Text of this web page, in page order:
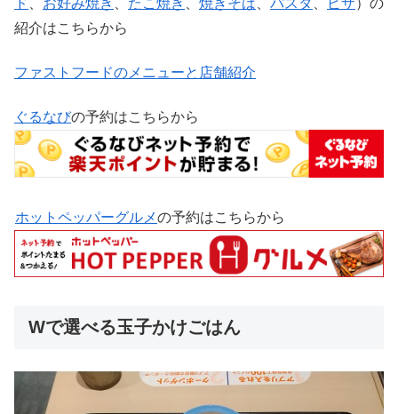
紹介はこちらから
ファストフードのメニューと店舗紹介
ぐるなびの予約はこちらから
ホットペッパーグルメの予約はこちらから
Wで選べる玉子かけごはん